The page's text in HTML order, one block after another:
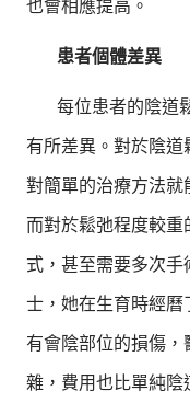
也會相應提高。
患者個體差異
每位患者的陰道
有所差異。對於陰道
對簡單的治療方法就
而對於鬆弛程度較
式，甚至需要多次手
士，她在生育時經
有會陰部位的損傷
雜，費用也比單純陰